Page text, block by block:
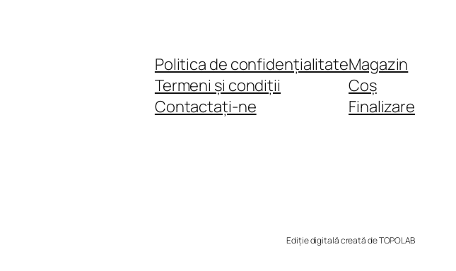
Politica de confidențialitate
Termeni și condiții
Contactați-ne
Magazin
Coș
Finalizare
Ediție digitală creată de TOPOLAB